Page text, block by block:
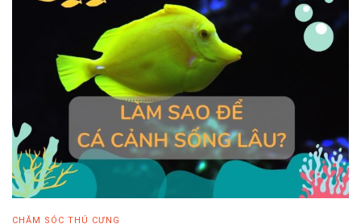
CHĂM SÓC THÚ CƯNG